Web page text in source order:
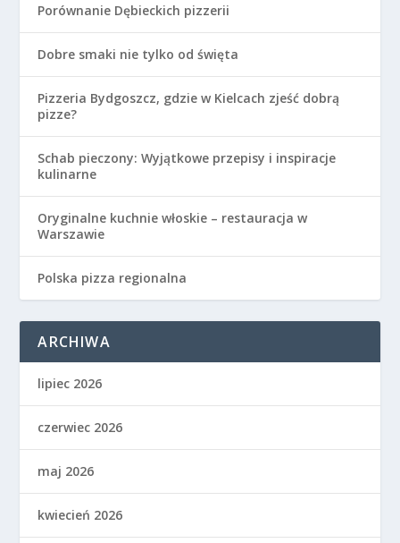
Porównanie Dębieckich pizzerii
Dobre smaki nie tylko od święta
Pizzeria Bydgoszcz, gdzie w Kielcach zjeść dobrą
pizze?
Schab pieczony: Wyjątkowe przepisy i inspiracje
kulinarne
Oryginalne kuchnie włoskie – restauracja w
Warszawie
Polska pizza regionalna
ARCHIWA
lipiec 2026
czerwiec 2026
maj 2026
kwiecień 2026